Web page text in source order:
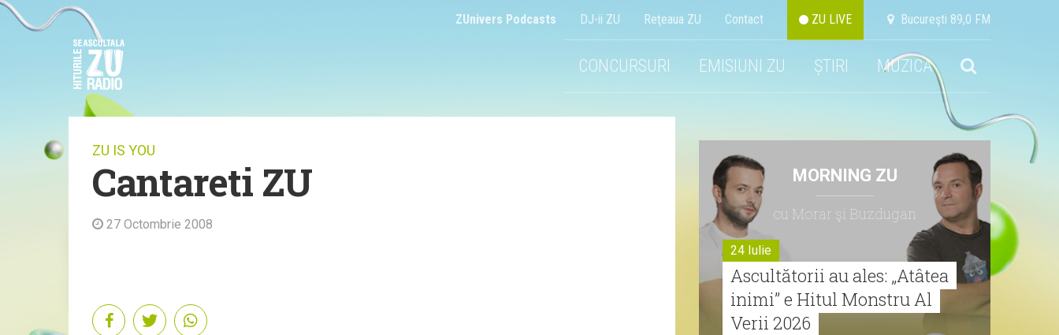
ZUnivers Podcasts DJ-ii ZU Reţeaua ZU Contact ZU LIVE Bucureşti 89,0 FM
CONCURSURI EMISIUNI ZU ȘTIRI MUZICA
ZU IS YOU
Cantareti ZU
27 Octombrie 2008
MORNING ZU
cu Morar şi Buzdugan
24 Iulie
Ascultătorii au ales: „Atâtea
inimi” e Hitul Monstru Al
Verii 2026